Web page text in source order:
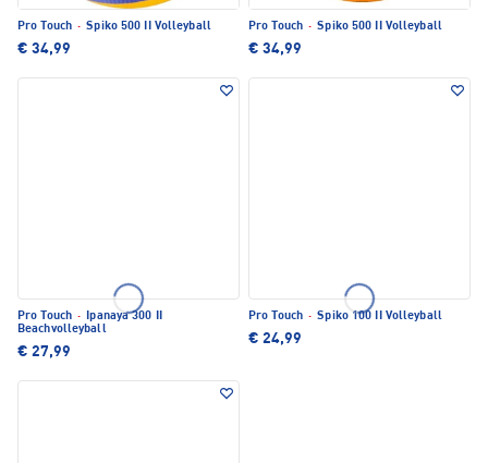
Pro Touch · Spiko 500 II Volleyball
€ 34,99
Pro Touch · Spiko 500 II Volleyball
€ 34,99
Pro Touch · Ipanaya 300 II
Beachvolleyball
€ 27,99
Pro Touch · Spiko 100 II Volleyball
€ 24,99